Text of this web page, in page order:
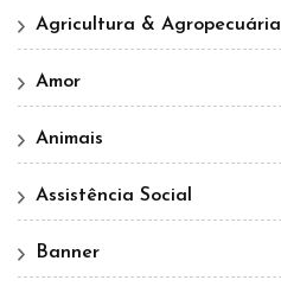
Agricultura & Agropecuária
Amor
Animais
Assistência Social
Banner